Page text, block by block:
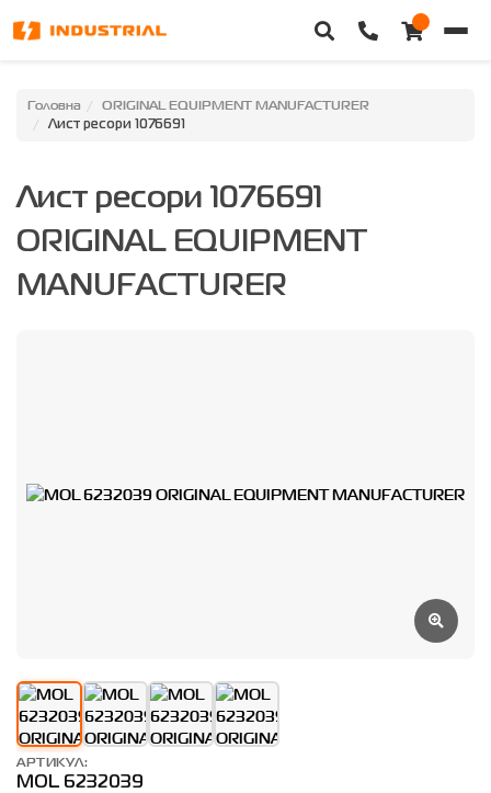
Головна
Категорії
Головна ORIGINAL EQUIPMENT MANUFACTURER
Лист ресори 1076691
Лист ресори 1076691
ORIGINAL EQUIPMENT
MANUFACTURER
АРТИКУЛ:
MOL 6232039